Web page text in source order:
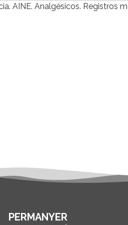
AINE. Analgésicos. Registros
PERMANYER